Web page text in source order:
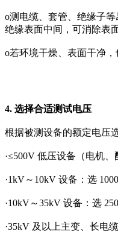
o测电缆、套管、绝缘子
绝缘表面中间，可消除表
o若环境干燥、表面干净，
4. 选择合适测试电压
根据被测设备的额定电压
·≤500V 低压设备（电机
·1kV～10kV 设备：选
·10kV～35kV 设备：选
·35kV 及以上主变、长电